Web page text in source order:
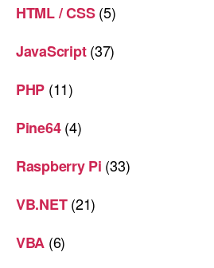
HTML / CSS(5)
JavaScript(37)
PHP (11)
Pine64(4)
Raspberry Pi (33)
VB.NET(21)
VBA (6)